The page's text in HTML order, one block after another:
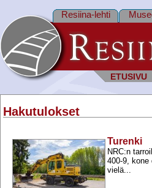
ETUSIVU
Resiina-lehti
Hakutulokset
Turenki
NRC:n
400-​9,
vielä...